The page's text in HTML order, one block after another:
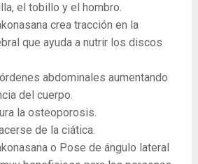
el tobillo y el hombro.
crea tracción en la
que ayuda a nutrir los discos
abdominales aumentando
del cuerpo.
la osteoporosis.
de la ciática.
o Pose de ángulo lateral